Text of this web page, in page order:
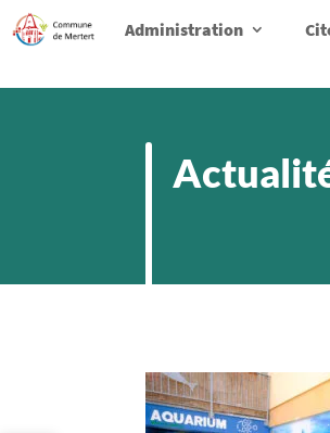
Administration